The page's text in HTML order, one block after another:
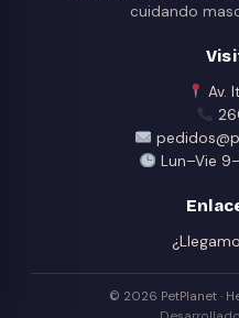
cuidando
Av.
Lun–Vie
© 2026 PetPlanet ·